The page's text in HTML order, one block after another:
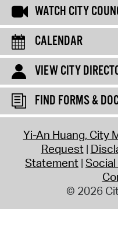
WATCH CITY
CALENDAR
VIEW CITY
FIND FORMS &
Yi-An Huang, City
Request
Statement Social
© 2026